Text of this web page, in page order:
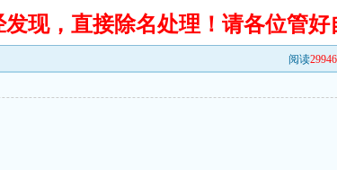
现，直接除名处理！请各位管好
阅读